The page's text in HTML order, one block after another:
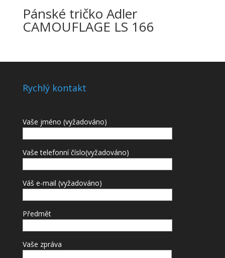
Pánské tričko Adler
CAMOUFLAGE LS 166
Rychlý kontakt
Vaše jméno (vyžadováno)
Vaše telefonní číslo(vyžadováno)
Váš e-mail (vyžadováno)
Předmět
Vaše zpráva